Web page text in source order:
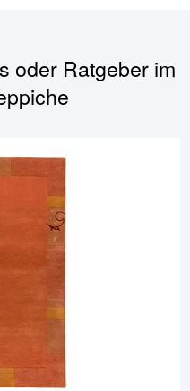
oder Ratgeber im